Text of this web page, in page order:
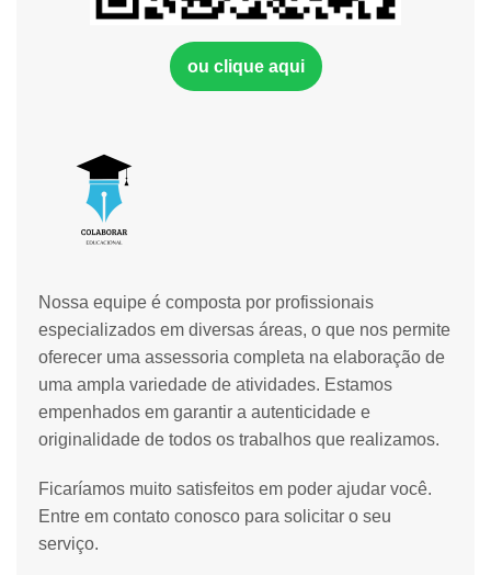
Nossa equipe é composta por profissionais
especializados em diversas áreas, o que nos permite
oferecer uma assessoria completa na elaboração de
uma ampla variedade de atividades. Estamos
empenhados em garantir a autenticidade e
originalidade de todos os trabalhos que realizamos.
Ficaríamos muito satisfeitos em poder ajudar você.
Entre em contato conosco para solicitar o seu
serviço.
ou clique aqui